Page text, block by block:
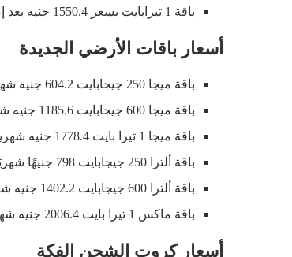
باقة 1 تيرابايت بسعر 1550.4 جنيه بعد إضافة ضريبة القيمة المضافة، بدلا من 1050 جنيها، بزيادة تصل لـ500 جنيه.
أسعار باقات الأرضي الجديدة
باقة ميجا 250 جيجابايت 604.2 جنيه شهريًا، بعد إضافة 14% ضريبة القيمة المضافة.
باقة ميجا 600 جيجابايت 1185.6 جنيه شهريًا، بعد إضافة 14% ضريبة القيمة المضافة.
باقة ميجا 1 تيرا بايت 1778.4 جنيه شهريا، بعد إضافة 14% ضريبة القيمة المضافة.
باقة ألترا 250 جيجابايت 798 جنيهًا شهريًا، بعد إضافة 14% ضريبة القيمة المضافة.
باقة ألترا 600 جيجابايت 1402.2 جنيه شهريًا، بعد إضافة 14% ضريبة القيمة المضافة.
باقة ماكس 1 تيرا بايت 2006.4 جنيه شهريًا، بعد إضافة 14% ضريبة القيمة المضافة.
أسعار كروت الشحن الفكة